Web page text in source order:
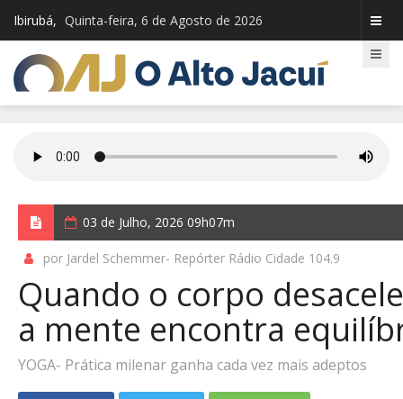
Ibirubá, Quinta-feira, 6 de Agosto de 2026
03 de Julho, 2026 09h07m
por Jardel Schemmer- Repórter Rádio Cidade 104.9
Quando o corpo
a mente encontra
YOGA- Prática milenar ganha cada vez mais adeptos